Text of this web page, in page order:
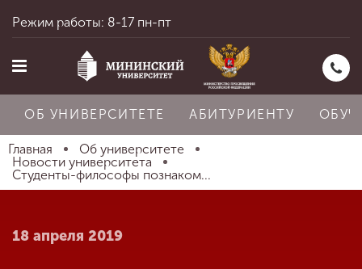
Главная
Режим работы: 8-17 пн-пт
ОБ УНИВЕРСИТЕТЕ АБИТУРИЕНТУ
Главная
Об университете
Новости университета
Студенты-философы познаком...
18 апреля 2019